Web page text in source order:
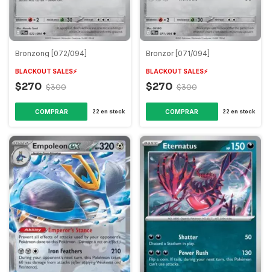
Bronzong [072/094]
BLACKOUT SALES⚡️
$270 $300
COMPRAR 22 en stock
Bronzor [071/094]
BLACKOUT SALES⚡️
$270 $300
COMPRAR 22 en stock